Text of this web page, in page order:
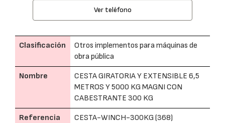
Ver teléfono
Clasificación
Otros implementos para máquinas de
obra pública
Nombre
CESTA GIRATORIA Y EXTENSIBLE 6,5
METROS Y 5000 KG MAGNI CON
CABESTRANTE 300 KG
Referencia
CESTA-WINCH-300KG (368)